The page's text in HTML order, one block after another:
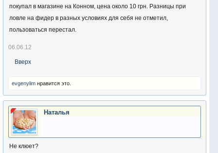
покупал в магазине на Конном, цена около 10 грн. Разницы при
ловле на фидер в разных условиях для себя не отметил,
пользоваться перестал.
06.06.12
Вверх
evgenylim нравится это.
Наталья
Не клюет?